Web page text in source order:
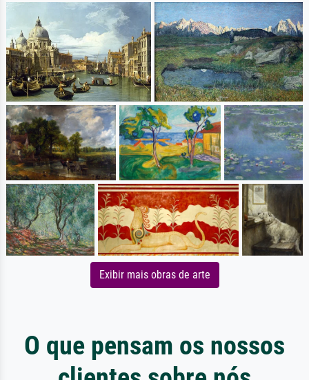
Exibir mais obras de arte
O que pensam os nossos